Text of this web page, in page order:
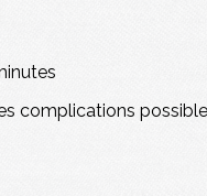
complications